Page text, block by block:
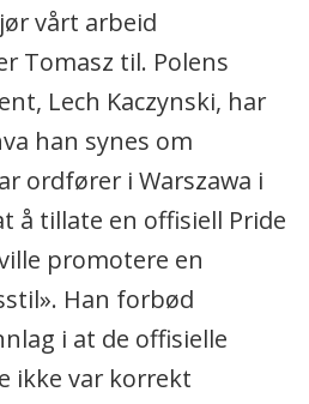
vårt arbeid
Tomasz til. Polens
Lech Kaczynski, har
han synes om
ordfører i Warszawa i
å tillate en offisiell Pride
promotere en
Han forbød
i at de offisielle
ikke var korrekt